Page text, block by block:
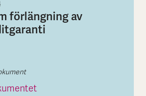
förlängning av
Ansökan om förlängning